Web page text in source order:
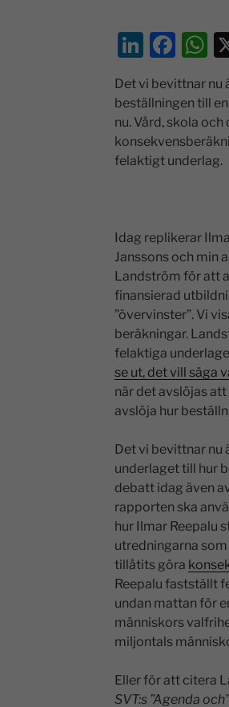
Li
n
k
e
dI
n
F
a
c
e
b
o
s
A
p
Det vi bevittnar nu
beställningen till
nu. Vård, skola
felaktigt underlag.
Idag replikerar
Janssons och min
Landström för att
finansierad
”övervinster”. Vi
beräkningar.
felaktiga
se ut, det vill säga
när det avslöjas
avslöja hur
Det vi bevittnar nu
underlaget till hur
debatt idag även
rapporten ska
hur Ilmar Reepalu
utredningarna
tillåtits göra
Reepalu fastställt
undan mattan för
människors
miljontals
Eller för att citera
SVT:s ”Agenda